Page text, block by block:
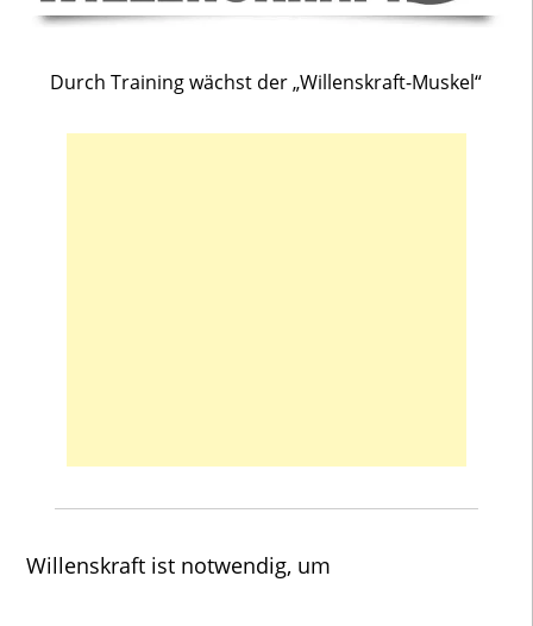
Durch Training wächst der „Willenskraft-Muskel“
Willenskraft ist notwendig, um